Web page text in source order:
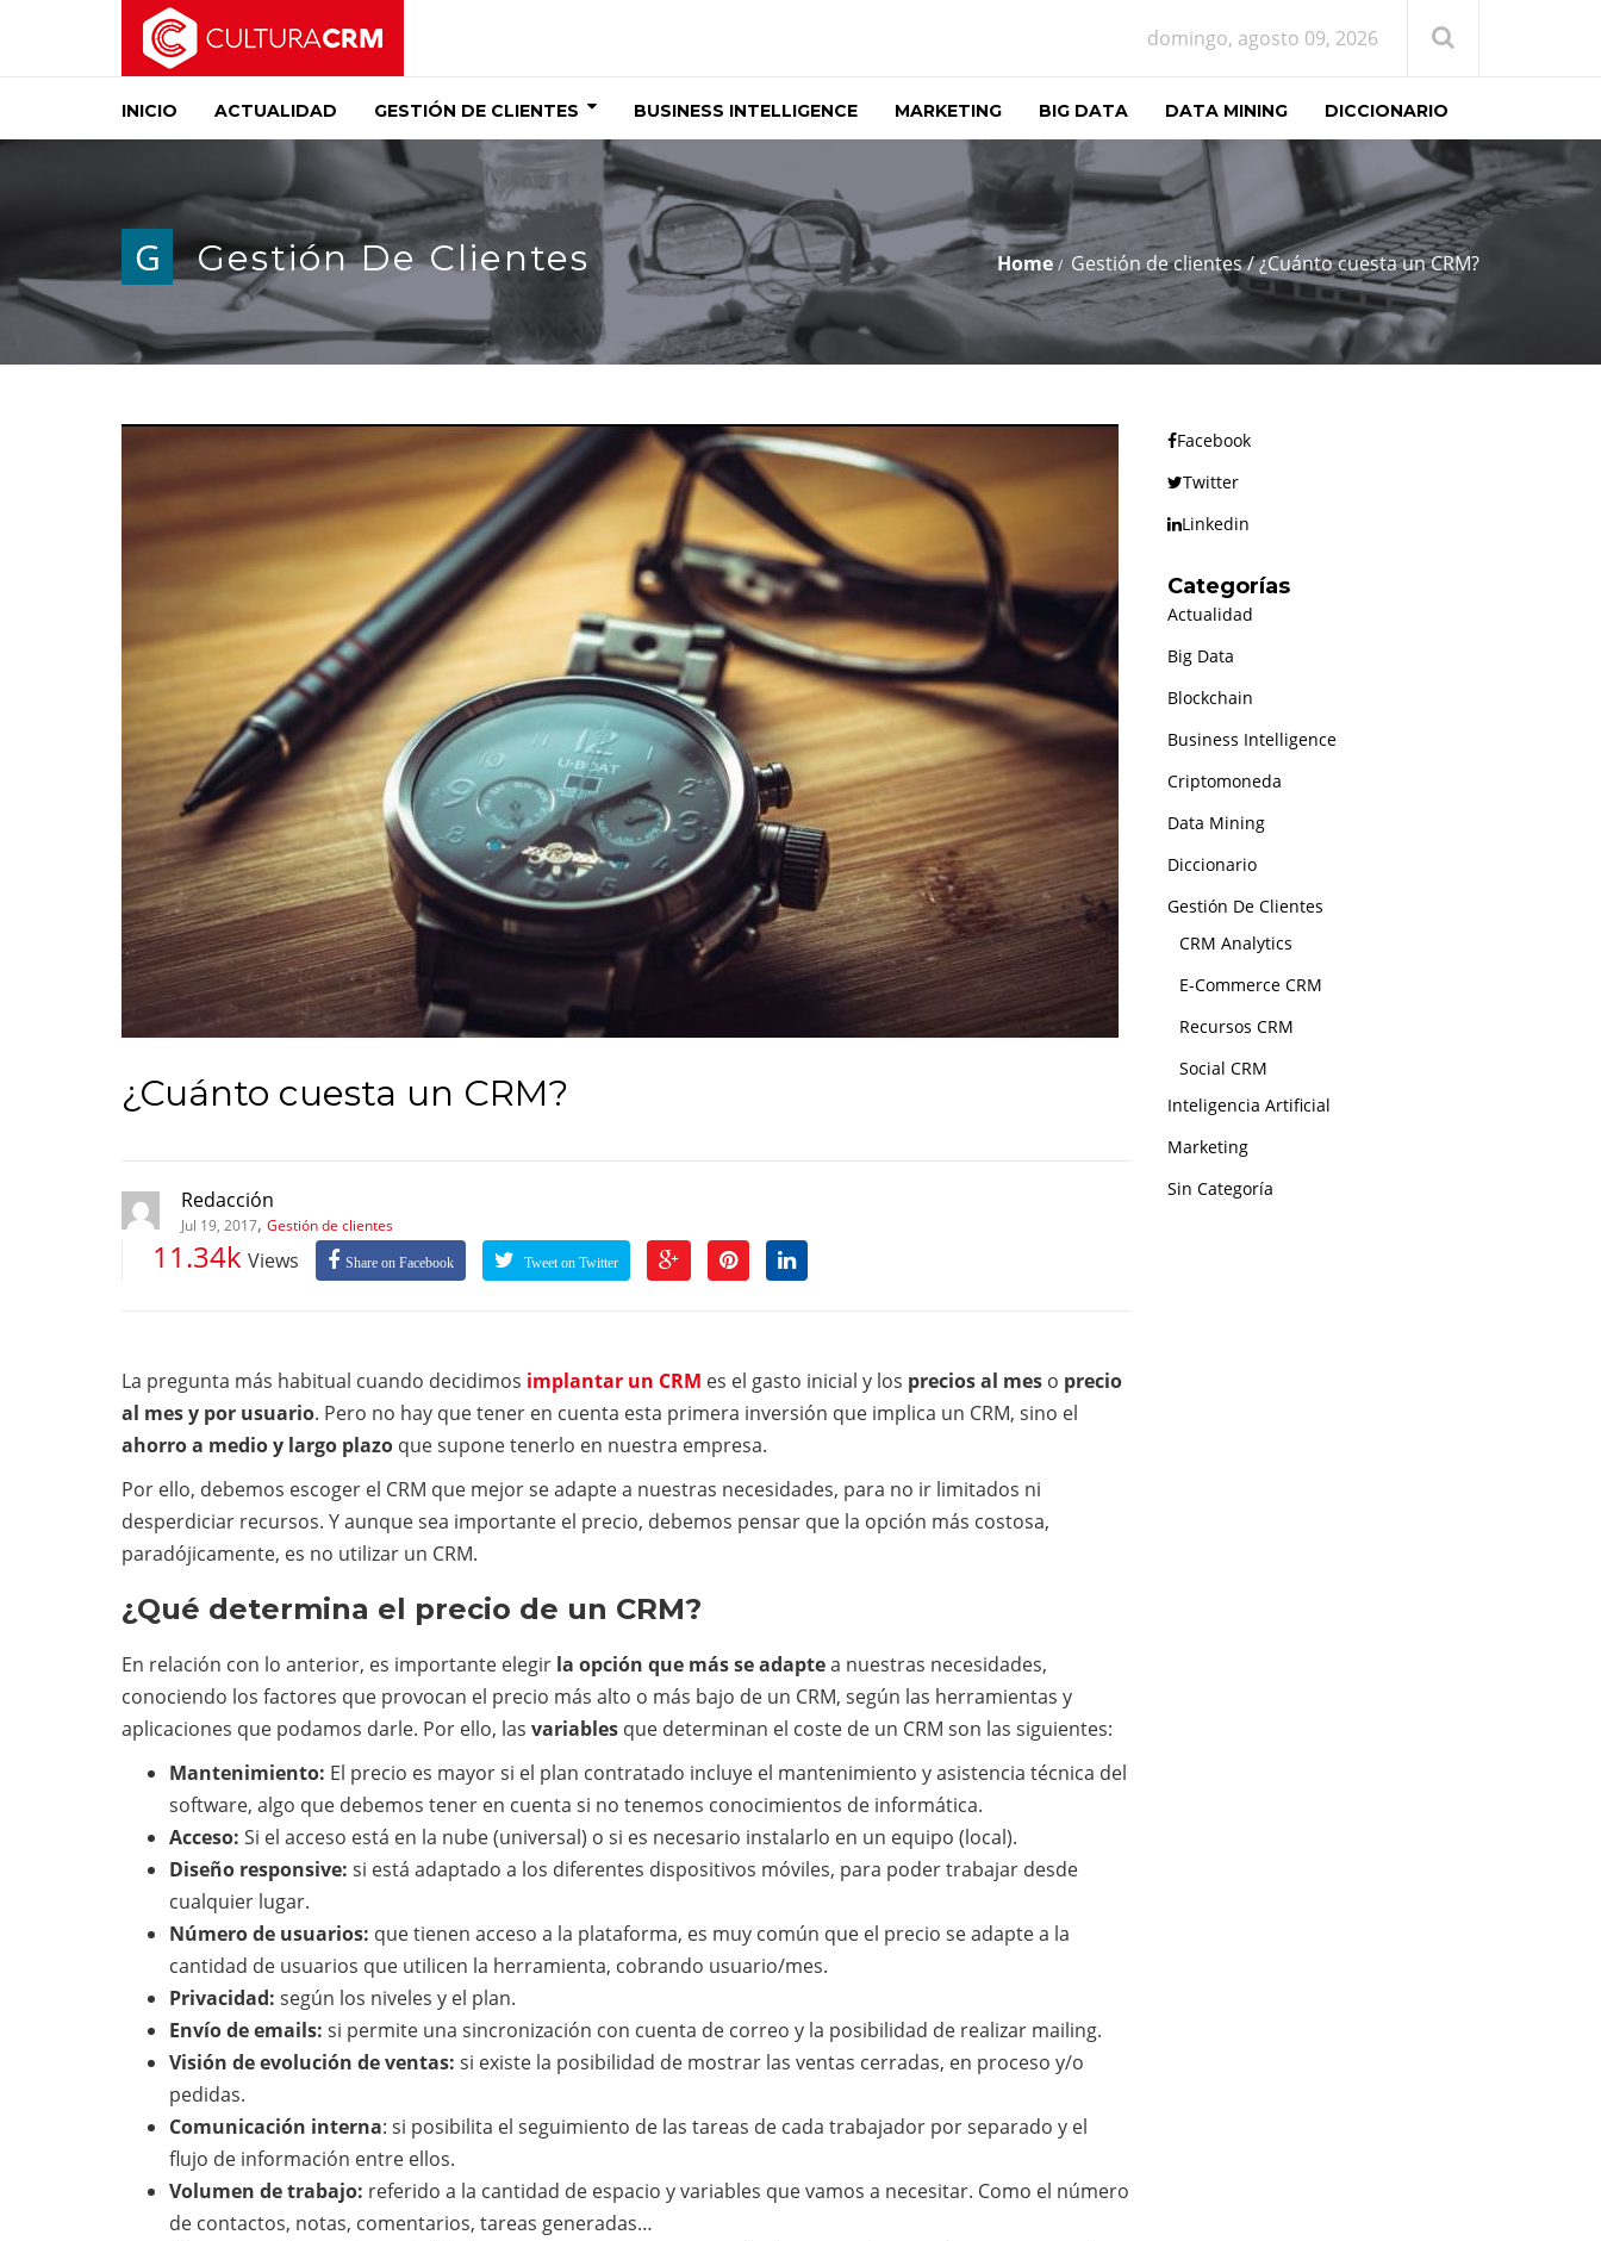
domingo, agosto 09, 2026
INICIO ACTUALIDAD GESTIÓN DE CLIENTES BUSINESS INTELLIGENCE MARKETING BIG DATA DATA MINING DICCIONARIO
G Gestión De Clientes Home Gestión de clientes/¿Cuánto cuesta un CRM?
¿Cuánto cuesta un CRM?
Redacción
Jul 19, 2017, Gestión de clientes
11.34k Views Share on Facebook Tweet on Twitter
La pregunta más habitual cuando decidimos implantar un CRM es el gasto inicial y los precios al mes o precio
al mes y por usuario. Pero no hay que tener en cuenta esta primera inversión que implica un CRM, sino el
ahorro a medio y largo plazo que supone tenerlo en nuestra empresa.
Por ello, debemos escoger el CRM que mejor se adapte a nuestras necesidades, para no ir limitados ni
desperdiciar recursos. Y aunque sea importante el precio, debemos pensar que la opción más costosa,
paradójicamente, es no utilizar un CRM.
¿Qué determina el precio de un CRM?
En relación con lo anterior, es importante elegir la opción que más se adaptea nuestras necesidades,
conociendo los factores que provocan el precio más alto o más bajo de un CRM, según las herramientas y
aplicaciones que podamos darle. Por ello, las variables que determinan el coste de un CRM son las siguientes:
Mantenimiento: El precio es mayor si el plan contratado incluye el mantenimiento y asistencia técnica del
software, algo que debemos tener en cuenta si no tenemos conocimientos de informática.
Acceso: Si el acceso está en la nube (universal) o si es necesario instalarlo en un equipo (local).
Diseño responsive: si está adaptado a los diferentes dispositivos móviles, para poder trabajar desde
cualquier lugar.
Número de usuarios: que tienen acceso a la plataforma, es muy común que el precio se adapte a la
cantidad de usuarios que utilicen la herramienta, cobrando usuario/mes.
Privacidad: según los niveles y el plan.
Envío de emails: si permite una sincronización con cuenta de correo y la posibilidad de realizar mailing.
Visión de evolución de ventas: si existe la posibilidad de mostrar las ventas cerradas, en proceso y/o
pedidas.
Comunicación interna: si posibilita el seguimiento de las tareas de cada trabajador por separado y el
flujo de información entre ellos.
Volumen de trabajo: referido a la cantidad de espacio y variables que vamos a necesitar. Como el número
de contactos, notas, comentarios, tareas generadas…
Facebook
Twitter
Linkedin
Categorías
Actualidad
Big Data
Blockchain
Business Intelligence
Criptomoneda
Data Mining
Diccionario
Gestión De Clientes
CRM Analytics
E-Commerce CRM
Recursos CRM
Social CRM
Inteligencia Artificial
Marketing
Sin Categoría